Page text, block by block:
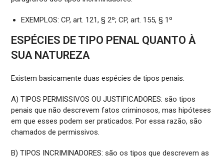
EXEMPLOS: CP, art. 121, § 2º; CP, art. 155, § 1º
ESPÉCIES DE TIPO PENAL QUANTO À
SUA NATUREZA
Existem basicamente duas espécies de tipos penais:
A) TIPOS PERMISSIVOS OU JUSTIFICADORES: são tipos
penais que não descrevem fatos criminosos, mas hipóteses
em que esses podem ser praticados. Por essa razão, são
chamados de permissivos.
B) TIPOS INCRIMINADORES: são os tipos que descrevem as